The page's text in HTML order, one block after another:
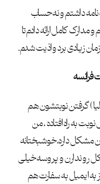
داشتم و نه حساب
کامل ارائه دادم تا
زیادی برد و اذیت شدم.
فرانسه
گرفتن نوبتشون هم
به راه افتاده ، من
مشکل داره، خوشبختانه
رو ندارن و پروسه خیلی
ایمیل به سفارت هم